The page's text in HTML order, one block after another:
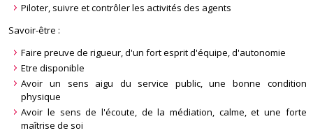
Piloter, suivre et contrôler les activités des agents
Savoir-être :
Faire preuve de rigueur, d'un fort esprit d'équipe, d'autonomie
Etre disponible
Avoir un sens aigu du service public, une bonne condition
physique
Avoir le sens de l'écoute, de la médiation, calme, et une forte
maîtrise de soi